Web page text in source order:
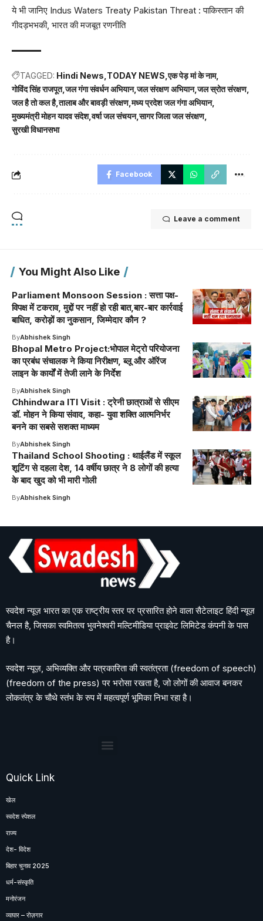
ये भी जानिए Indus Waters Treaty Pakistan Threat : पाकिस्तान की
गीदड़भभकी, भारत की मजबूत रणनीति
TAGGED: Hindi News TODAY NEWS एक पेड़ मां के नाम
गोविंद सिंह राजपूत जल गंगा संवर्धन अभियान जल संरक्षण अभियान जल स्रोत संरक्षण
जल है तो कल है तालाब और बावड़ी संरक्षण मध्य प्रदेश जल गंगा अभियान
मुख्यमंत्री मोहन यादव संदेश वर्षा जल संचयन सागर जिला जल संरक्षण
सुरखी विधानसभा
Facebook
Leave a comment
You Might Also Like
Parliament Monsoon Session : सत्ता पक्ष-
विपक्ष में टकराव, मुद्दों पर नहीं हो रही बात,बार-बार कार्रवाई
बाधित, करोड़ों का नुकसान, जिम्मेदार कौन ?
ByAbhishek Singh
Bhopal Metro Project:भोपाल मेट्रो परियोजना
का प्रबंध संचालक ने किया निरीक्षण, ब्लू और ऑरेंज
लाइन के कार्यों में तेजी लाने के निर्देश
ByAbhishek Singh
Chhindwara ITI Visit : ट्रेनी छात्राओं से सीएम
डॉ. मोहन ने किया संवाद, कहा- युवा शक्ति आत्मनिर्भर
बनने का सबसे सशक्त माध्यम
ByAbhishek Singh
Thailand School Shooting : थाईलैंड में स्कूल
शूटिंग से दहला देश, 14 वर्षीय छात्र ने 8 लोगों की हत्या
के बाद खुद को भी मारी गोली
ByAbhishek Singh
स्वदेश न्यूज़ भारत का एक राष्ट्रीय स्तर पर प्रसारित होने वाला सैटेलाइट हिंदी न्यूज़
चैनल है, जिसका स्वमितत्व भुवनेश्वरी मल्टिमीडिया प्राइवेट लिमिटेड कंपनी के पास
है।
स्वदेश न्यूज़, अभिव्यक्ति और पत्रकारिता की स्वतंत्रता (freedom of speech)
(freedom of the press) पर भरोसा रखता है, जो लोगों की आवाज बनकर
लोकतंत्र के चौथे स्तंभ के रुप में महत्वपूर्ण भूमिका निभा रहा है।
Quick Link
खेल
स्वदेश स्पेशल
राज्य
देश- विदेश
बिहार चुनाव 2025
धर्म-संस्कृति
मनोरंजन
व्यापार – रोज़गार